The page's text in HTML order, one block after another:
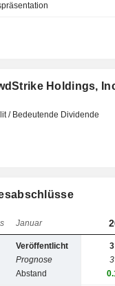
Holdings,
/ Bedeutende Dividende
Januar
Veröffentlicht
Prognose
Abstand